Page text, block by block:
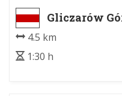
Gliczarów
4.5 km
1:30 h